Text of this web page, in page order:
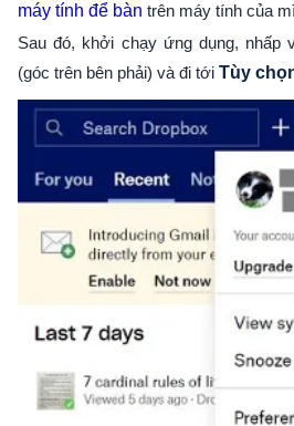
máy tính để bàn trên máy tính của
Sau đó, khởi chạy ứng dụng, nhấp
(góc trên bên phải) và đi tới Tùy